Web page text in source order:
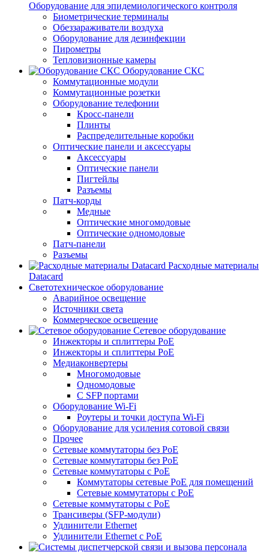
Оборудование для эпидемиологического контроля
Биометрические терминалы
Обеззараживатели воздуха
Оборудование для дезинфекции
Пирометры
Тепловизионные камеры
Оборудование СКС
Коммутационные модули
Коммутационные розетки
Оборудование телефонии
Кросс-панели
Плинты
Распределительные коробки
Оптические панели и аксессуары
Аксессуары
Оптические панели
Пигтейлы
Разъемы
Патч-корды
Медные
Оптические многомодовые
Оптические одномодовые
Патч-панели
Разъемы
Расходные материалы
Datacard
Светотехническое оборудование
Аварийное освещение
Источники света
Коммерческое освещение
Сетевое оборудование
Инжекторы и сплиттеры PoE
Инжекторы и сплиттеры РоЕ
Медиаконвертеры
Многомодовые
Одномодовые
С SFP портами
Оборудование Wi-Fi
Роутеры и точки доступа Wi-Fi
Оборудование для усиления сотовой связи
Прочее
Сетевые коммутаторы без PoE
Сетевые коммутаторы без РоЕ
Сетевые коммутаторы с PoE
Коммутаторы сетевые PoE для помещений
Сетевые коммутаторы с PoE
Сетевые коммутаторы с РоЕ
Трансиверы (SFP-модули)
Удлинители Ethernet
Удлинители Ethernet с PoE